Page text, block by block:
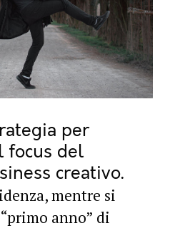
per
focus del
creativo
mentre si
anno” di